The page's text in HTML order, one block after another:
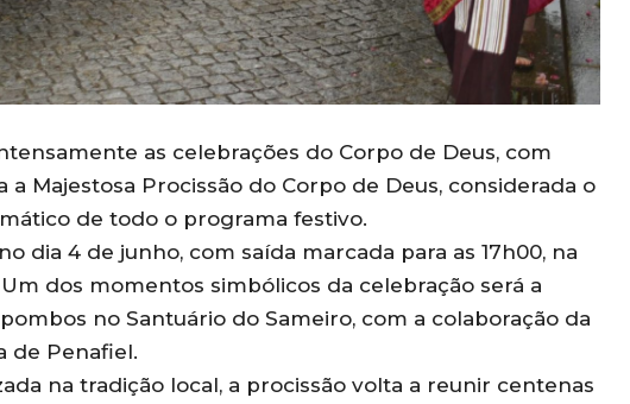
as celebrações do Corpo de Deus, com
a Majestosa Procissão do Corpo de Deus, considerada o
de todo o programa festivo.
dia 4 de junho, com saída marcada para as 17h00, na
dos momentos simbólicos da celebração será a
no Santuário do Sameiro, com a colaboração da
de Penafiel.
na tradição local, a procissão volta a reunir centenas